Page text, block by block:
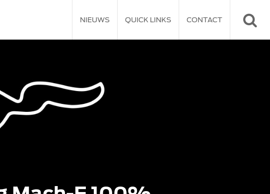
NIEUWS QUICK LINKS CONTACT